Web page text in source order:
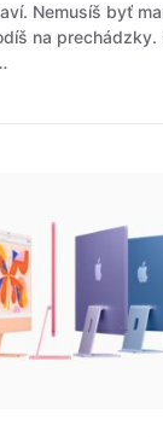
Nemusíš byť
na prechádzky.